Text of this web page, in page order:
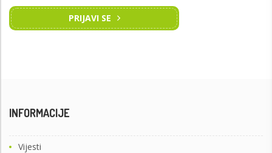
PRIJAVI SE
INFORMACIJE
Vijesti